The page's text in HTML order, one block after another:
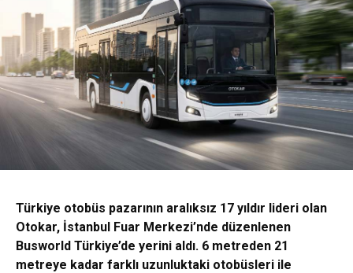
Türkiye otobüs pazarının aralıksız 17 yıldır lideri olan
Otokar, İstanbul Fuar Merkezi’nde düzenlenen
Busworld Türkiye’de yerini aldı. 6 metreden 21
metreye kadar farklı uzunluktaki otobüsleri ile